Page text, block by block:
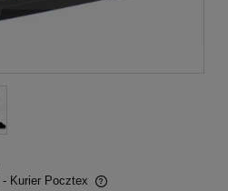
- Kurier Pocztex